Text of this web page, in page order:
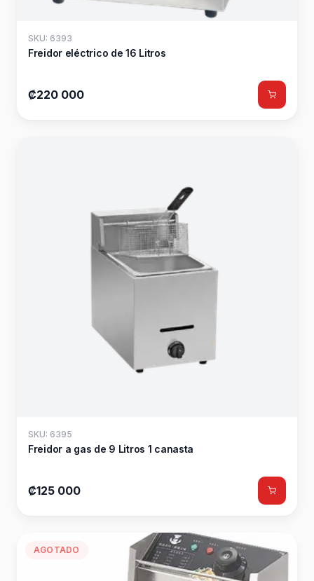
SKU: 6393
Freidor eléctrico de 16 Litros
₡220 000
SKU: 6395
Freidor a gas de 9 Litros 1 canasta
₡125 000
AGOTADO